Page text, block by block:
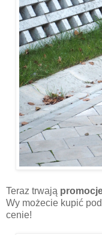
Teraz trwają
Wy możecie kupić
cenie!